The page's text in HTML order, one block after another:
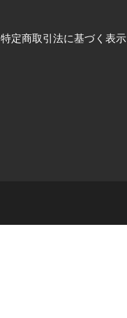
特定商取引法に基づく表示